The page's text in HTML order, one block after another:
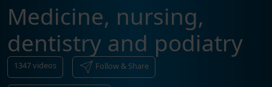
Medicine, nursing,
dentistry and podiatry
1347videos Follow & Share